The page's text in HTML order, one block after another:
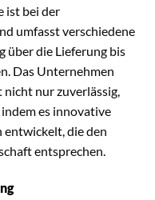
ist bei der
umfasst verschiedene
über die Lieferung bis
Das Unternehmen
nicht nur zuverlässig,
es innovative
entwickelt, die den
entsprechen.